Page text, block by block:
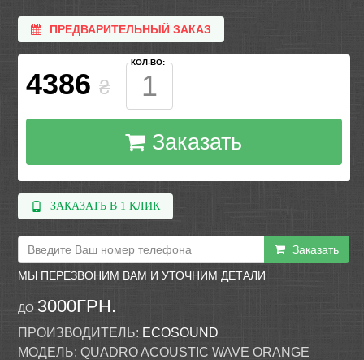
ПРЕДВАРИТЕЛЬНЫЙ ЗАКАЗ
4386 ₴
КОЛ-ВО:
Заказать
ЗАКАЗАТЬ В 1 КЛИК
Заказать
МЫ ПЕРЕЗВОНИМ ВАМ И УТОЧНИМ ДЕТАЛИ
ДО 3000ГРН.
ПРОИЗВОДИТЕЛЬ: ECOSOUND
МОДЕЛЬ: QUADRO ACOUSTIC WAVE ORANGE